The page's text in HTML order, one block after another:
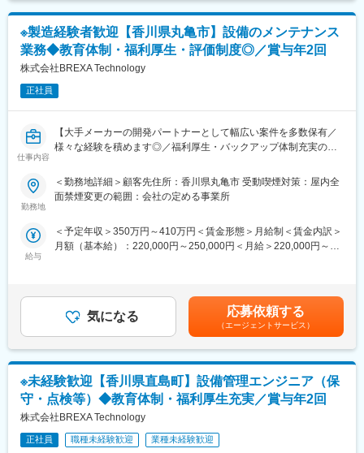
を切り拓く意欲のある方が活躍できる舞台が用意されています。
※本件は内閣府主導の地方創生事業の一環である先導的人材マッチ
ング事業に基づく求人でございます。
変更の範囲：会社の定める業務
◇社内のヘルプデスク業務、パソコン、周辺機器の管理 など
■ミッション：
＜DX推進プロジェクトの完遂＞が最重要ミッションとなります。
現在は立ち上げフェーズのため、企画段階から参画し、構想を具
体化していく役割です。
■業務の魅力：
・SIer経験を活かし、提案止まりではなく実行・定着まで関与で
きる
・全社業務に影響する改善を主導し、自身の介在価値を実感でき
る
■働く環境：
◎本社勤務で転勤なし
■当社の特徴：
主たる取引先である日本最大の造船会社グループとの強固なパー
業務を核としながら、国際貿易やグリーンエネルギー事業など多
角的な事業展開も同社の強みです。
「Borderlessの未来へ挑戦する姿」をコンセプトに、青い海を超
えて人と企業がチャレンジし、成長する未来を目指しています。
同社のコーポレートカラーである“青”が象徴するように、情熱を持
って共に挑戦し続ける仲間を求めています。変化を恐れず、未来
を切り拓く意欲のある方が活躍できる舞台が用意されています。
※製造経験者歓迎【香川県丸亀市】設備のメンテナンス
業務◆教育体制・福利厚生・評価制度◎／賞与年2回
株式会社BREXA Technology
正社員
仕事内容
【大手メーカーの開発パートナーとして幅広い案件を多数保有／
様々な経験を積めます◎／福利厚生・バックアップ体制充実の中
群】
■業務詳細：
【ツール】
Excel、Word、一般工具
■組織について：
エンジニアが声を出して組織化されました。請負受託業務も行っ
ている当社ですが、在籍人数がトップクラスで約20年を迎えてる
現在成熟期を迎えてるも、立ち上げ時の勢いを維持したままエン
ジニアの気持ちにも寄り添い組織を大きくしております。中には
リーダー制度があり、セクションリーダー、グループリーダーな
勤務地
＜勤務地詳細＞顧客先住所：香川県丸亀市 受動喫煙対策：屋内全
面禁煙変更の範囲：会社の定める事業所
給与
＜予定年収＞350万円～410万円＜賃金形態＞月給制＜賃金内訳＞
月額（基本給）：220,000円～250,000円＜月給＞220,000円～
あり、選考を通じて上下する可能性があります。月給(月額)は固定
手当を含めた表記です。
気になる 応募依頼する
（エージェントサービス）
※未経験歓迎【香川県直島町】設備管理エンジニア（保
守・点検等）◆教育体制・福利厚生充実／賞与年2回
株式会社BREXA Technology
正社員 職種未経験歓迎 業種未経験歓迎